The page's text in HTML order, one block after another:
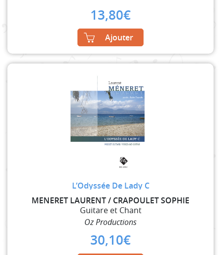
13,80€
Ajouter
L’Odyssée De Lady C
MENERET LAURENT / CRAPOULET SOPHIE
Guitare et Chant
Oz Productions
30,10€